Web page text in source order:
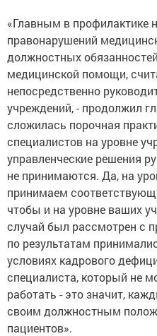
«Главным в профилактике
правонарушений
должностных
медицинской помощи,
непосредственно
учреждений, - продолжил
сложилась порочная
специалистов на уровне
управленческие решения
не принимаются. Да, на
принимаем
чтобы и на уровне ваших
случай был рассмотрен с
по результатам
условиях кадрового
специалиста, который не
работать - это значит,
своим должностным
пациентов».